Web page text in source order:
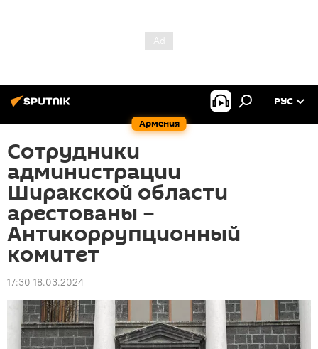
Армения
РУС
Сотрудники
администрации
Ширакской области
арестованы –
Антикоррупционный
комитет
17:30 18.03.2024